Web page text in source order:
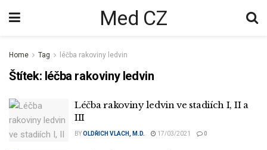
Med CZ
Home Tag léčba rakoviny ledvin
Štítek: léčba rakoviny ledvin
Léčba rakoviny ledvin ve stadiích I, II a
III
BYOLDŘICH VLACH, M.D. 17/03/2021 0